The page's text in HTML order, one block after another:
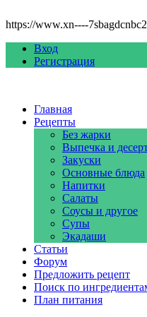
https://www.xn----
Вход
Регистрация
Главная
Рецепты
Без жарки
Выпечка и
Закуски
Основные блюда
Напитки
Салаты
Соусы и другое
Супы
Экадаши
Статьи
Форум
Предложить рецепт
Поиск по
План питания